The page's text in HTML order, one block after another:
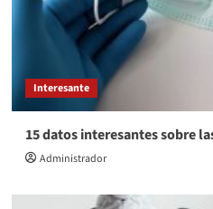
Interesante
15 datos interesantes sobre
Administrador